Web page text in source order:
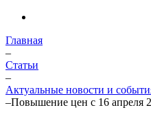
Главная
–
Статьи
–
Актуальные новости и
–Повышение цен с 16 апреля